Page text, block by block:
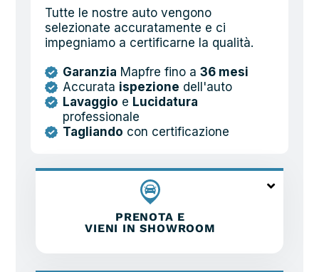
Tutte le nostre auto vengono
selezionate accuratamente e ci
impegniamo a certificarne la qualità.
Garanzia Mapfre fino a 36 mesi
Accurata ispezione dell'auto
Lavaggio e Lucidatura
professionale
Tagliando con certificazione
PRENOTA E
VIENI IN SHOWROOM